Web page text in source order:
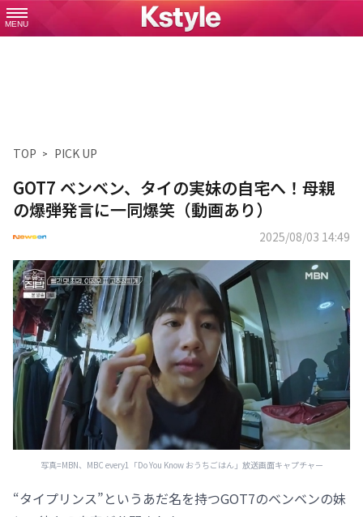
MENU
TOP PICK UP
GOT7 ベンベン、タイの実妹の自宅へ！母親
の爆弾発言に一同爆笑（動画あり）
2025/08/03 14:49
写真=MBN、MBC every1「Do You Know おうちごはん」放送画面キャプチャー
“タイプリンス”というあだ名を持つGOT7のベンベンの妹